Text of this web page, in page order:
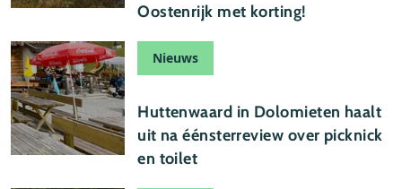
Oostenrijk met korting!
Nieuws
Huttenwaard in Dolomieten haalt
uit na éénsterreview over picknick
en toilet